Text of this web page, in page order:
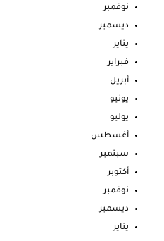
نوفمبر
ديسمبر
يناير
فبراير
أبريل
يونيو
يوليو
أغسطس
سبتمبر
أكتوبر
نوفمبر
ديسمبر
يناير